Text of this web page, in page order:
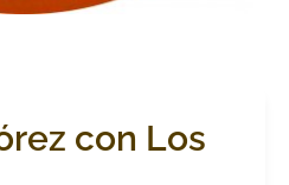
con Los